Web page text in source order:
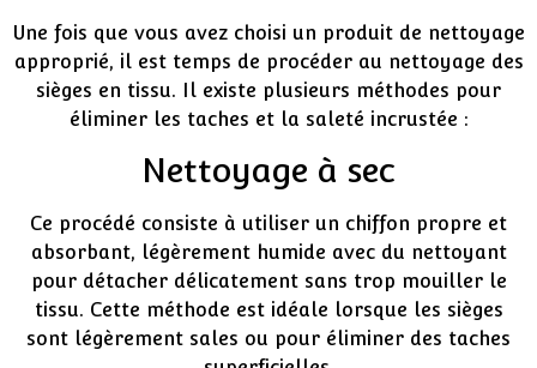
Une fois que vous avez choisi un produit de nettoyage
approprié, il est temps de procéder au nettoyage des
sièges en tissu. Il existe plusieurs méthodes pour
éliminer les taches et la saleté incrustée :
Nettoyage à sec
Ce procédé consiste à utiliser un chiffon propre et
absorbant, légèrement humide avec du nettoyant
pour détacher délicatement sans trop mouiller le
tissu. Cette méthode est idéale lorsque les sièges
sont légèrement sales ou pour éliminer des taches